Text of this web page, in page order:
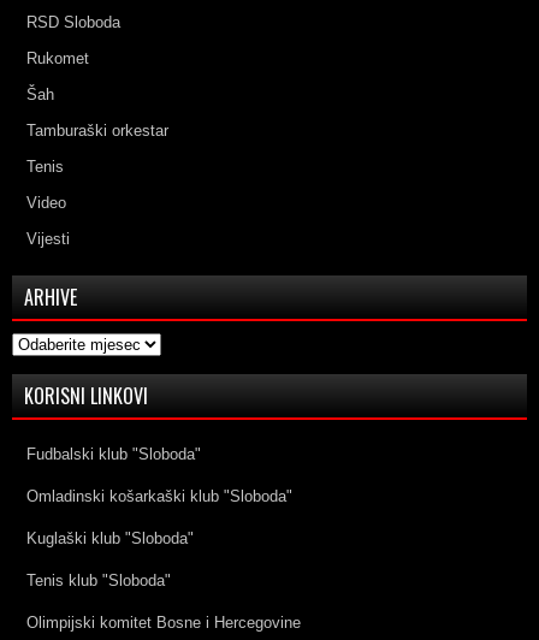
RSD Sloboda
Rukomet
Šah
Tamburaški orkestar
Tenis
Video
Vijesti
ARHIVE
Arhive
KORISNI LINKOVI
Fudbalski klub "Sloboda"
Omladinski košarkaški klub "Sloboda"
Kuglaški klub "Sloboda"
Tenis klub "Sloboda"
Olimpijski komitet Bosne i Hercegovine